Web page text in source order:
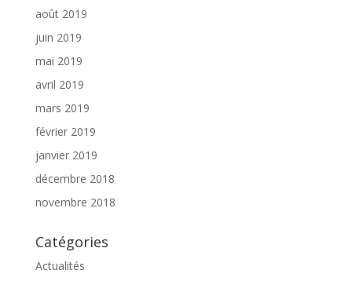
août 2019
juin 2019
mai 2019
avril 2019
mars 2019
février 2019
janvier 2019
décembre 2018
novembre 2018
Catégories
Actualités